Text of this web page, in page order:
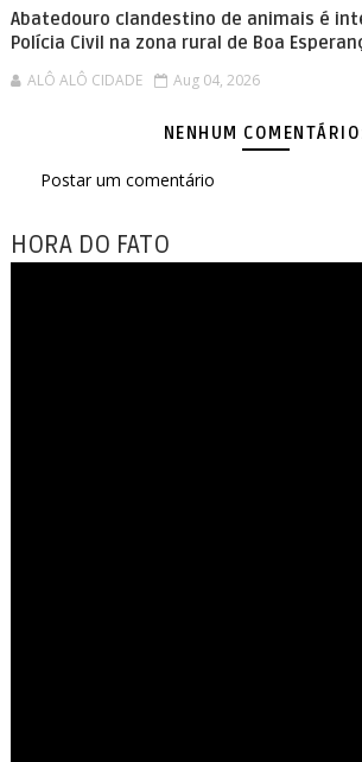
Abatedouro clandestino de animais é
Polícia Civil na zona rural de Boa
ALÔ ALÔ CIDADE Aug 04, 2026
NENHUM
Postar um comentário
HORA DO FATO